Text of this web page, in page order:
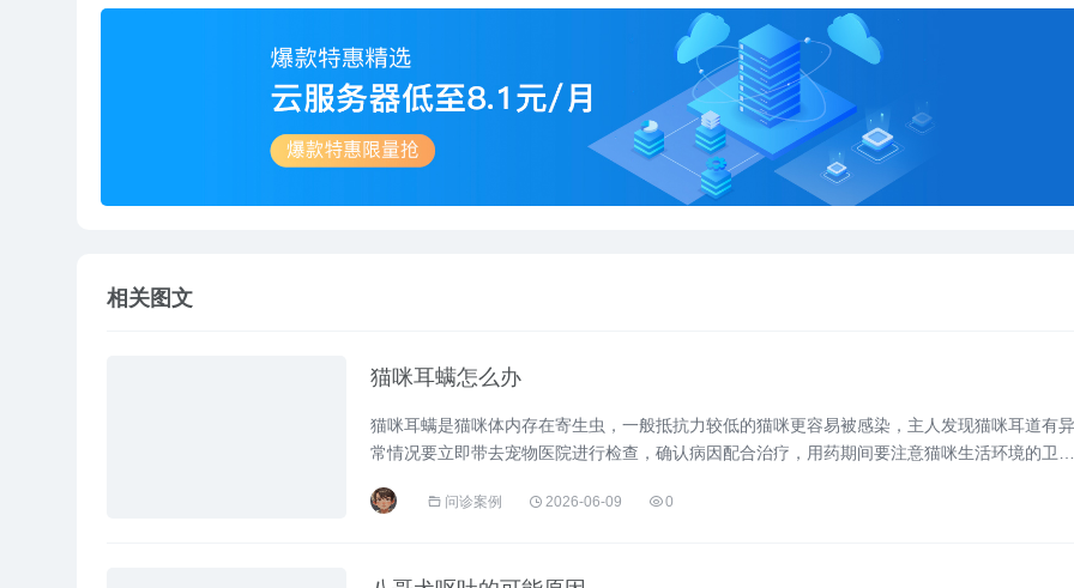
相关图文
猫咪耳螨怎么办
猫咪耳螨是猫咪体内存在寄生虫，一般抵抗力较低的猫咪更容易被感染，主人发现猫咪耳道有异
常情况要立即带去宠物医院进行检查，确认病因配合治疗，用药期间要注意猫咪生活环境的卫
问诊案例 2026-06-09 0